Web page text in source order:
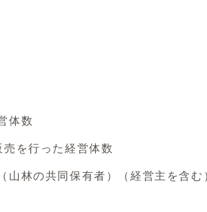
体数
行った経営体数
の共同保有者）（経営主を含む